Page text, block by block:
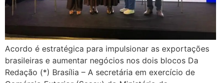
Acordo é estratégica para impulsionar as exportações
brasileiras e aumentar negócios nos dois blocos Da
Redação (*) Brasília – A secretária em exercício de